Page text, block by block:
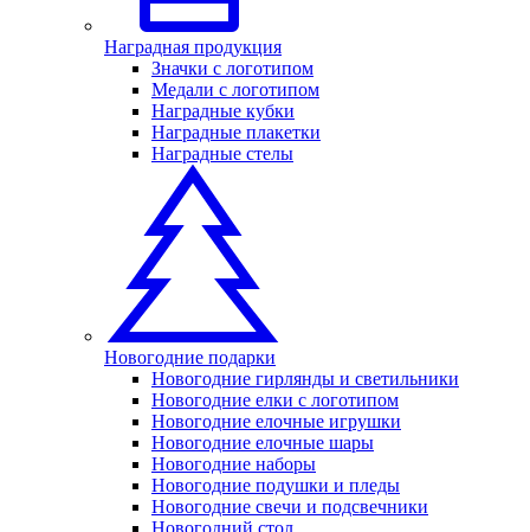
Наградная продукция
Значки с логотипом
Медали с логотипом
Наградные кубки
Наградные плакетки
Наградные стелы
Новогодние подарки
Новогодние гирлянды и светильники
Новогодние елки с логотипом
Новогодние елочные игрушки
Новогодние елочные шары
Новогодние наборы
Новогодние подушки и пледы
Новогодние свечи и подсвечники
Новогодний стол